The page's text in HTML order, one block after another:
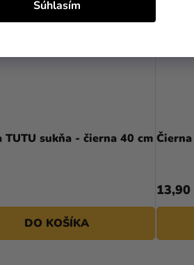
Súhlasím
TUTU sukňa - čierna 40 cm
DO KOŠÍKA
13,90